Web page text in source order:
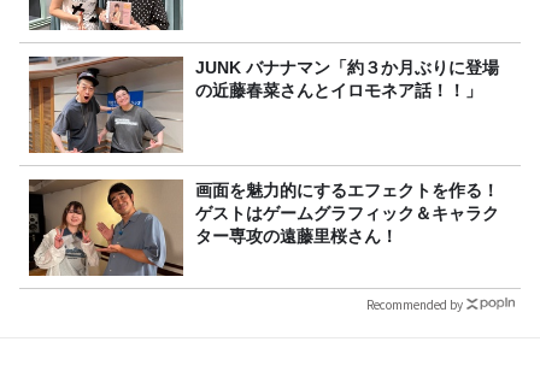
JUNK バナナマン「約３か月ぶりに登場
の近藤春菜さんとイロモネア話！！」
画面を魅力的にするエフェクトを作る！
ゲストはゲームグラフィック＆キャラク
ター専攻の遠藤里桜さん！
Recommended by